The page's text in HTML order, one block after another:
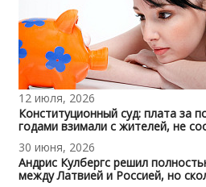
12 июля, 2026
Конституционный суд: плата за
годами взимали с жителей, не
30 июня, 2026
Андрис Кулбергс решил
между Латвией и Россией, но